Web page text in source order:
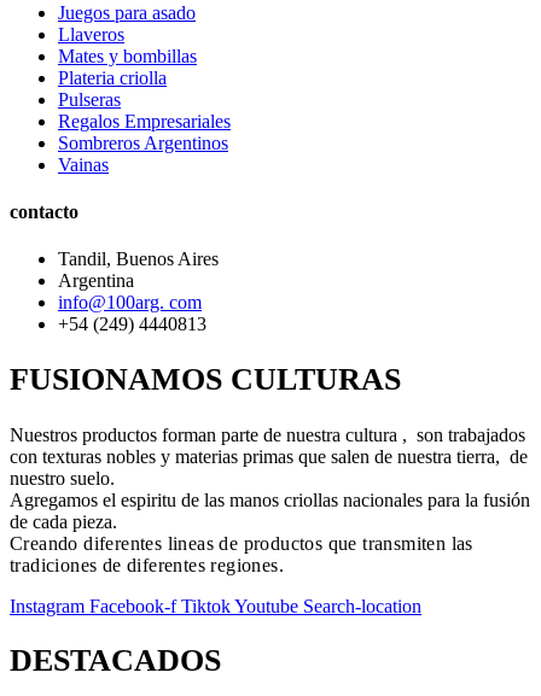
Juegos para asado
Llaveros
Mates y bombillas
Plateria criolla
Pulseras
Regalos Empresariales
Sombreros Argentinos
Vainas
contacto
Tandil, Buenos Aires
Argentina
info@100arg. com
+54 (249) 4440813
FUSIONAMOS CULTURAS
Nuestros productos forman parte de nuestra cultura , son trabajados
con texturas nobles y materias primas que salen de nuestra tierra, de
nuestro suelo.
Agregamos el espiritu de las manos criollas nacionales para la fusión
de cada pieza.
Creando diferentes lineas de productos que transmiten las
tradiciones de diferentes regiones.
Instagram Facebook-f TiktokYoutube Search-location
DESTACADOS